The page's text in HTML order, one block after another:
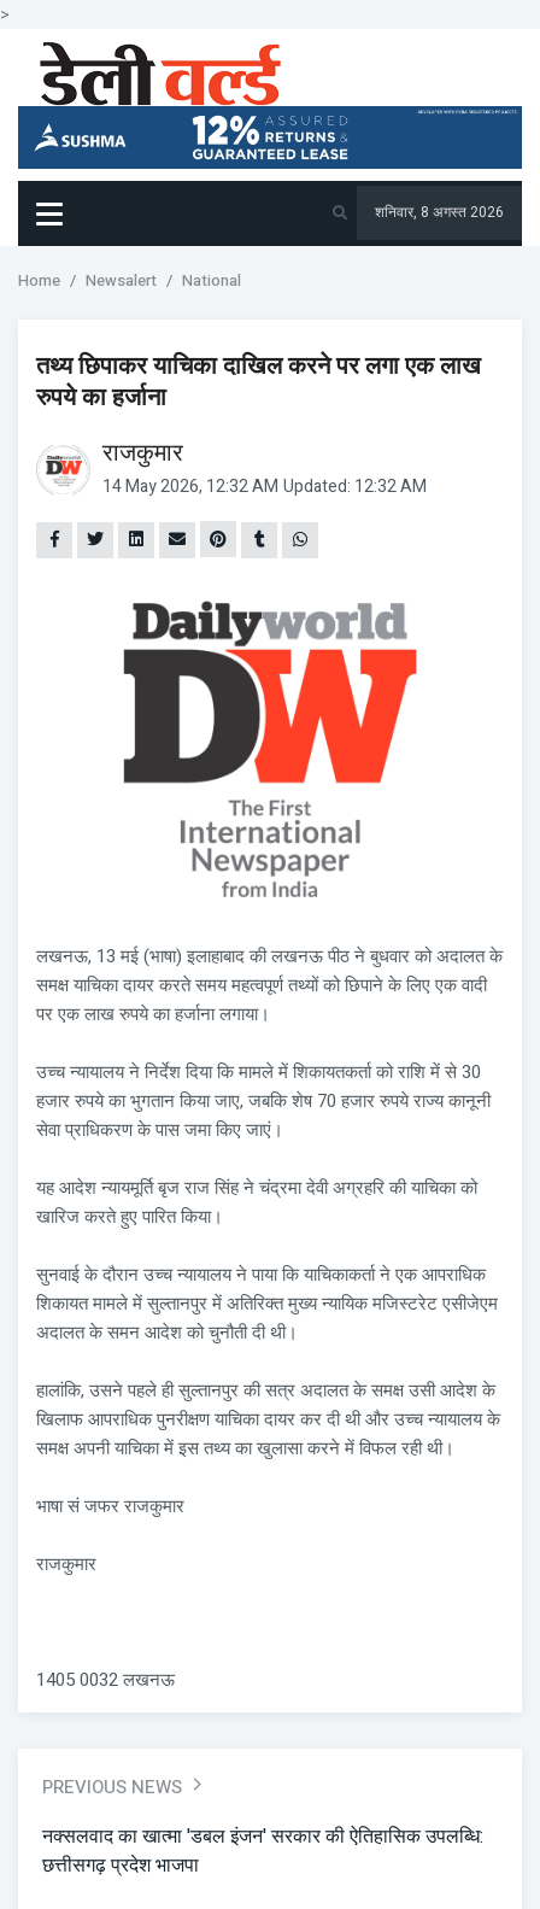
>
शनिवार, 8 अगस्त 2026
Home Newsalert National
तथ्य छिपाकर याचिका दाखिल करने पर लगा एक लाख
रुपये का हर्जाना
राजकुमार
14 May 2026, 12:32 AM Updated: 12:32 AM
लखनऊ, 13 मई (भाषा) इलाहाबाद की लखनऊ पीठ ने बुधवार को अदालत के
समक्ष याचिका दायर करते समय महत्वपूर्ण तथ्यों को छिपाने के लिए एक वादी
पर एक लाख रुपये का हर्जाना लगाया।
उच्च न्यायालय ने निर्देश दिया कि मामले में शिकायतकर्ता को राशि में से 30
हजार रुपये का भुगतान किया जाए, जबकि शेष 70 हजार रुपये राज्य कानूनी
सेवा प्राधिकरण के पास जमा किए जाएं।
यह आदेश न्यायमूर्ति बृज राज सिंह ने चंद्रमा देवी अग्रहरि की याचिका को
खारिज करते हुए पारित किया।
सुनवाई के दौरान उच्च न्यायालय ने पाया कि याचिकाकर्ता ने एक आपराधिक
शिकायत मामले में सुल्तानपुर में अतिरिक्त मुख्य न्यायिक मजिस्टरेट एसीजेएम
अदालत के समन आदेश को चुनौती दी थी।
हालांकि, उसने पहले ही सुल्तानपुर की सत्र अदालत के समक्ष उसी आदेश के
खिलाफ आपराधिक पुनरीक्षण याचिका दायर कर दी थी और उच्च न्यायालय के
समक्ष अपनी याचिका में इस तथ्य का खुलासा करने में विफल रही थी।
भाषा सं जफर राजकुमार
राजकुमार
1405 0032 लखनऊ
PREVIOUS NEWS
नक्सलवाद का खात्मा 'डबल इंजन' सरकार की ऐतिहासिक उपलब्धि:
छत्तीसगढ़ प्रदेश भाजपा